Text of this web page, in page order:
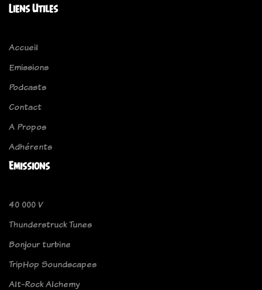
Liens Utiles
Accueil
Emissions
Podcasts
Contact
A Propos
Adhérents
Emissions
40 000 V
Thunderstruck Tunes
Bonjour turbine
TripHop Soundscapes
Alt-Rock Alchemy